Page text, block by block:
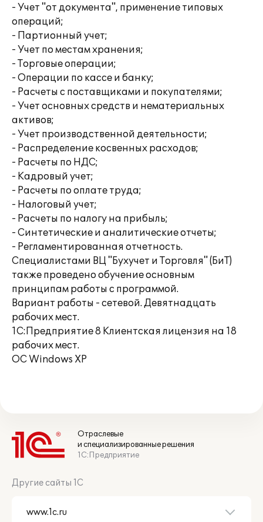
- Учет "от документа", применение типовых
операций;
- Партионный учет;
- Учет по местам хранения;
- Торговые операции;
- Операции по кассе и банку;
- Расчеты с поставщиками и покупателями;
- Учет основных средств и нематериальных
активов;
- Учет производственной деятельности;
- Распределение косвенных расходов;
- Расчеты по НДС;
- Кадровый учет;
- Расчеты по оплате труда;
- Налоговый учет;
- Расчеты по налогу на прибыль;
- Синтетические и аналитические отчеты;
- Регламентированная отчетность.
Специалистами ВЦ "Бухучет и Торговля" (БиТ)
также проведено обучение основным
принципам работы с программой.
Вариант работы - сетевой. Девятнадцать
рабочих мест.
1С:Предприятие 8 Клиентская лицензия на 18
рабочих мест.
ОС Windows XP
Отраслевые
и специализированные решения
1С:Предприятие
Другие сайты 1С